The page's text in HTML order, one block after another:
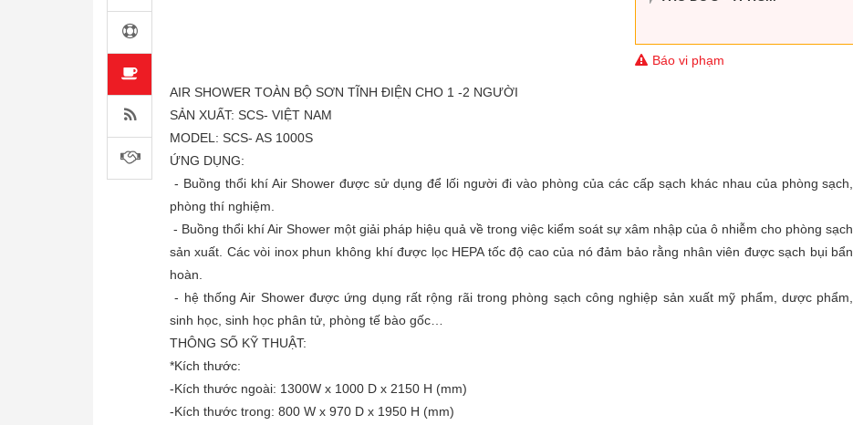
Báo vi phạm
AIR SHOWER TOÀN BỘ SƠN TĨNH ĐIỆN CHO 1 -2 NGƯỜI
SẢN XUẤT: SCS- VIỆT NAM
MODEL: SCS- AS 1000S
ỨNG DỤNG:
- Buồng thổi khí Air Shower được sử dụng để lối người đi vào phòng của các cấp sạch khác nhau của phòng sạch,
phòng thí nghiệm.
- Buồng thổi khí Air Shower một giải pháp hiệu quả về trong việc kiểm soát sự xâm nhập của ô nhiễm cho phòng sạch
sản xuất. Các vòi inox phun không khí được lọc HEPA tốc độ cao của nó đảm bảo rằng nhân viên được sạch bụi bẩn
hoàn.
- hệ thống Air Shower được ứng dụng rất rộng rãi trong phòng sạch công nghiệp sản xuất mỹ phẩm, dược phẩm,
sinh học, sinh học phân tử, phòng tế bào gốc…
THÔNG SỐ KỸ THUẬT:
*Kích thước:
-Kích thước ngoài: 1300W x 1000 D x 2150 H (mm)
-Kích thước trong: 800 W x 970 D x 1950 H (mm)